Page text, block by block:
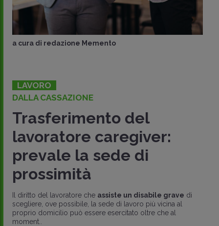
a cura di redazione Memento
LAVORO
DALLA CASSAZIONE
Trasferimento del
lavoratore caregiver:
prevale la sede di
prossimità
Il diritto del lavoratore che assiste un disabile grave di
scegliere, ove possibile, la sede di lavoro più vicina al
proprio domicilio può essere esercitato oltre che al
moment..